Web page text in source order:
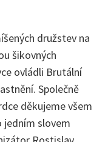
družstev na
šikovných
ovládli Brutální
Společně
děkujeme všem
jedním slovem